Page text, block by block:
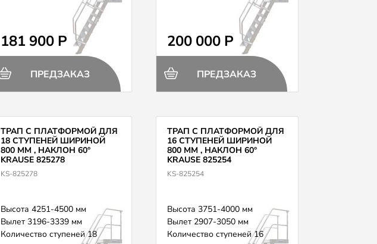
181 900 Р
ПРЕДЗАКАЗ
200 000 Р
ПРЕДЗАКАЗ
ТРАП С ПЛАТФОРМОЙ ДЛЯ
18 СТУПЕНЕЙ ШИРИНОЙ
800 ММ , НАКЛОН 60°
KRAUSE 825278
KS-825278
Высота 4251-4500 мм
Вылет 3196-3339 мм
Количество ступеней 18
ТРАП С ПЛАТФОРМОЙ ДЛЯ
16 СТУПЕНЕЙ ШИРИНОЙ
800 ММ , НАКЛОН 60°
KRAUSE 825254
KS-825254
Высота 3751-4000 мм
Вылет 2907-3050 мм
Количество ступеней 16